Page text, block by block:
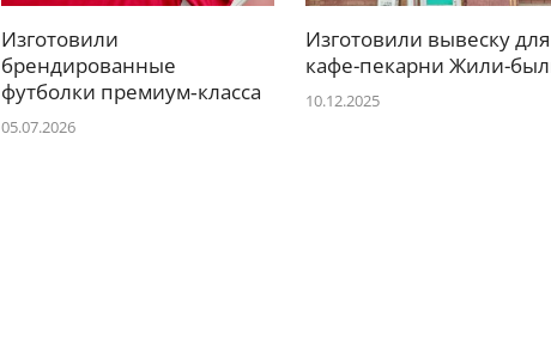
Изготовили
брендированные
футболки премиум‑класса
05.07.2026
Изготовили вывеску для
кафе-пекарни Жили-
10.12.2025